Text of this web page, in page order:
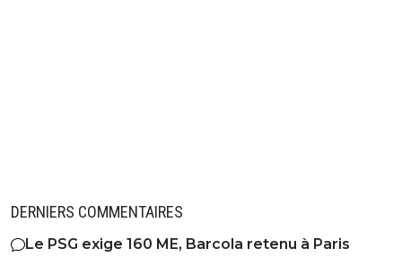
DERNIERS COMMENTAIRES
Le PSG exige 160 ME, Barcola retenu à Paris